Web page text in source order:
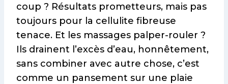
coup ? Résultats prometteurs, mais pas
toujours pour la cellulite fibreuse
tenace. Et les massages palper-rouler ?
Ils drainent l’excès d’eau, honnêtement,
sans combiner avec autre chose, c’est
comme un pansement sur une plaie